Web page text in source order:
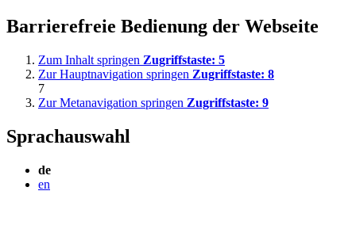
Barrierefreie Bedienung der Webseite
Zum Inhalt springen Zugriffstaste: 5
Zur Hauptnavigation springen Zugriffstaste: 8
7
Zur Metanavigation springen Zugriffstaste: 9
Sprachauswahl
de
en